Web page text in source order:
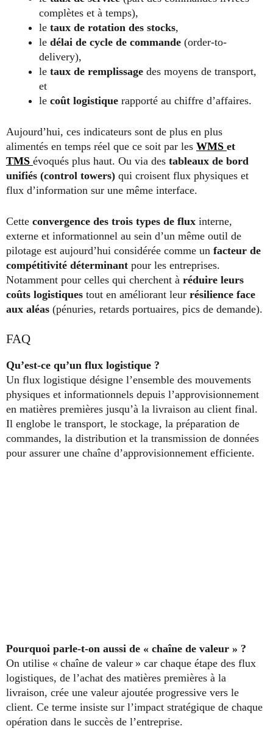
complètes et à temps),
le taux de rotation des stocks,
le délai de cycle de commande (order-to-
delivery),
le taux de remplissage des moyens de transport,
et
le coût logistique rapporté au chiffre d’affaires.
Aujourd’hui, ces indicateurs sont de plus en plus
alimentés en temps réel que ce soit par les WMS et
TMS évoqués plus haut. Ou via des tableaux de bord
unifiés (control towers) qui croisent flux physiques et
flux d’information sur une même interface.
Cette convergence des trois types de flux interne,
externe et informationnel au sein d’un même outil de
pilotage est aujourd’hui considérée comme un facteur de
compétitivité déterminant pour les entreprises.
Notamment pour celles qui cherchent à réduire leurs
coûts logistiques tout en améliorant leur résilience face
aux aléas (pénuries, retards portuaires, pics de demande).
FAQ
Qu’est‑ce qu’un flux logistique ?
Un flux logistique désigne l’ensemble des mouvements
physiques et informationnels depuis l’approvisionnement
en matières premières jusqu’à la livraison au client final.
Il englobe le transport, le stockage, la préparation de
commandes, la distribution et la transmission de données
pour assurer une chaîne d’approvisionnement efficiente.
Pourquoi parle‑t‑on aussi de « chaîne de valeur » ?
On utilise « chaîne de valeur » car chaque étape des flux
logistiques, de l’achat des matières premières à la
livraison, crée une valeur ajoutée progressive vers le
client. Ce terme insiste sur l’impact stratégique de chaque
opération dans le succès de l’entreprise.